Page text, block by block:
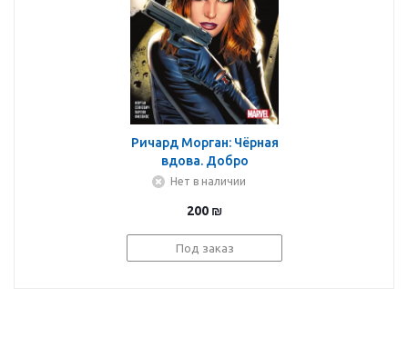
Ричард Морган: Чёрная
вдова. Добро
пожаловать в игру
Нет в наличии
200 ₪
Под заказ